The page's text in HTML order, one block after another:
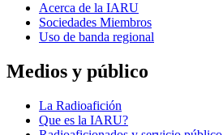
Acerca de la IARU
Sociedades Miembros
Uso de banda regional
Medios y público
La Radioafición
Que es la IARU?